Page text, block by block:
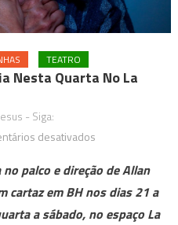
TEATRO
Nesta Quarta No La
- Siga:
desativadosem
aSSpirina
estreia
nesta
palco e direção de Allan
cartaz em BH nos dias 21 a
a sábado, no espaço La